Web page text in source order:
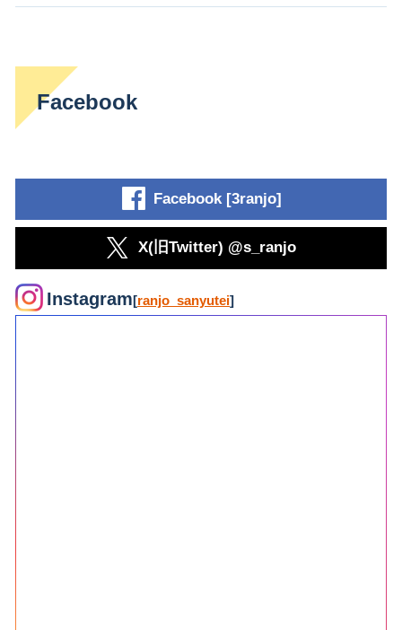
Facebook
Facebook [3ranjo]
X(旧Twitter) @s_ranjo
Instagram[ranjo_sanyutei]